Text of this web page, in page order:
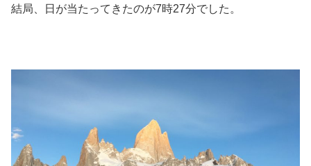
結局、日が当たってきたのが7時27分でした。